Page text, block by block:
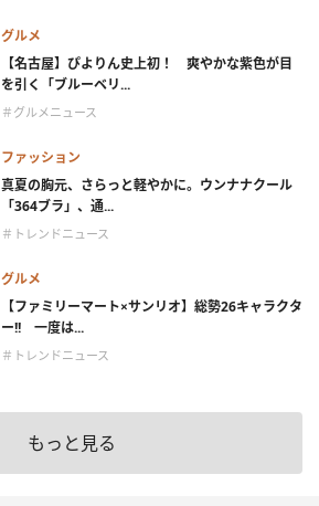
グルメ
【名古屋】ぴよりん史上初！ 爽やかな紫色が目
を引く「ブルーベリ...
＃グルメニュース
ファッション
真夏の胸元、さらっと軽やかに。ウンナナクール
「364ブラ」、通...
＃トレンドニュース
グルメ
【ファミリーマート×サンリオ】総勢26キャラクタ
ー!! 一度は...
＃トレンドニュース
もっと見る